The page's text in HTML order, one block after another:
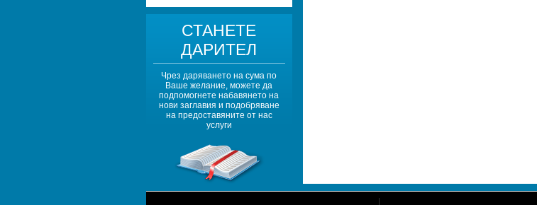
СТАНЕТЕ
ДАРИТЕЛ
Чрез даряването на сума по
Ваше желание, можете да
подпомогнете набавянето на
нови заглавия и подобряване
на предоставяните от нас
услуги